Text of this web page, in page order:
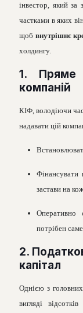
інвестор, який за
частками в яких
щоб внутрішнє
холдингу.
1. Пряме
компаній
КІФ, володіючи
надавати цій
Фінансувати
застави на
Оперативно
потрібен
2.
капітал
Однією з
вигляді